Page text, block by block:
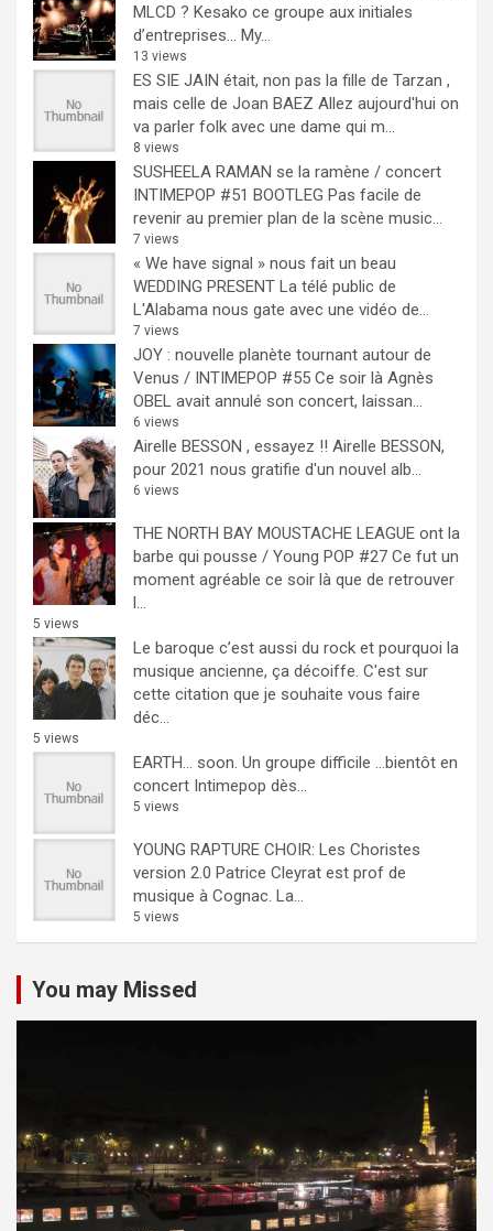
MLCD ? Kesako ce groupe aux initiales
d’entreprises… My...
13 views
ES SIE JAIN était, non pas la fille de Tarzan ,
mais celle de Joan BAEZ Allez aujourd'hui on
va parler folk avec une dame qui m...
8 views
SUSHEELA RAMAN se la ramène / concert
INTIMEPOP #51 BOOTLEG Pas facile de
revenir au premier plan de la scène music...
7 views
« We have signal » nous fait un beau
WEDDING PRESENT La télé public de
L'Alabama nous gate avec une vidéo de...
7 views
JOY : nouvelle planète tournant autour de
Venus / INTIMEPOP #55 Ce soir là Agnès
OBEL avait annulé son concert, laissan...
6 views
Airelle BESSON , essayez !! Airelle BESSON,
pour 2021 nous gratifie d'un nouvel alb...
6 views
THE NORTH BAY MOUSTACHE LEAGUE ont la
barbe qui pousse / Young POP #27 Ce fut un
moment agréable ce soir là que de retrouver
l...
5 views
Le baroque c’est aussi du rock et pourquoi la
musique ancienne, ça décoiffe. C'est sur
cette citation que je souhaite vous faire
déc...
5 views
EARTH… soon. Un groupe difficile ...bientôt en
concert Intimepop dès...
5 views
YOUNG RAPTURE CHOIR: Les Choristes
version 2.0 Patrice Cleyrat est prof de
musique à Cognac. La...
5 views
You may Missed